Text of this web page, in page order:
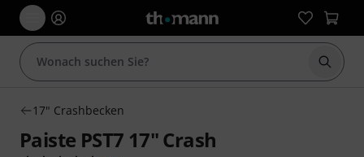
Suche
17" Crashbecken
Paiste PST7 17" Crash